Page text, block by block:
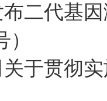
二代基
于贯彻